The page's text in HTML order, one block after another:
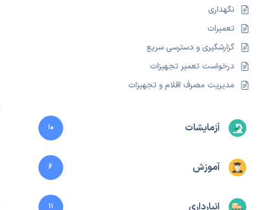
نگهداری
تعمیرات
گزارشگیری و دسترسی سریع
درخواست تعمیر تجهیزات
مدیریت مصرف اقلام و تجهیزات
آزمایشات 10
آموزش 6
انبارداری 11